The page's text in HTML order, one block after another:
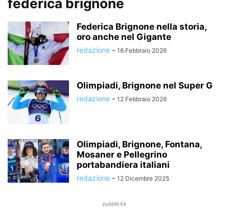
federica brignone
Federica Brignone nella storia,
oro anche nel Gigante
redazione - 16 Febbraio 2026
Olimpiadi, Brignone nel Super G
redazione - 12 Febbraio 2026
Olimpiadi, Brignone, Fontana,
Mosaner e Pellegrino
portabandiera italiani
redazione - 12 Dicembre 2025
pubblicità